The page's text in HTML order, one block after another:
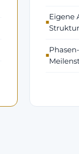
Eigene
Struktur